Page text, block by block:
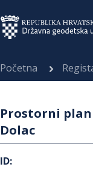
Početna
Prostorni
Dolac
ID: